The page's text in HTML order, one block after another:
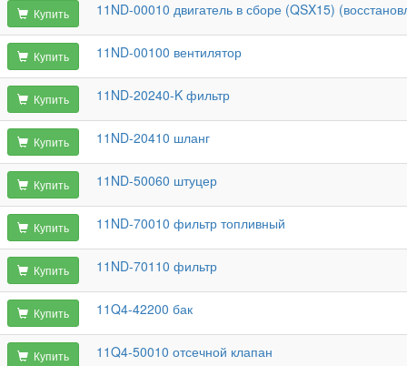
Купить 11ND-00010 двигатель в сборе (QSX15)
Купить 11ND-00100 вентилятор
Купить 11ND-20240-K фильтр
Купить 11ND-20410 шланг
Купить 11ND-50060 штуцер
Купить 11ND-70010 фильтр топливный
Купить 11ND-70110 фильтр
Купить 11Q4-42200 бак
Купить 11Q4-50010 отсечной клапан